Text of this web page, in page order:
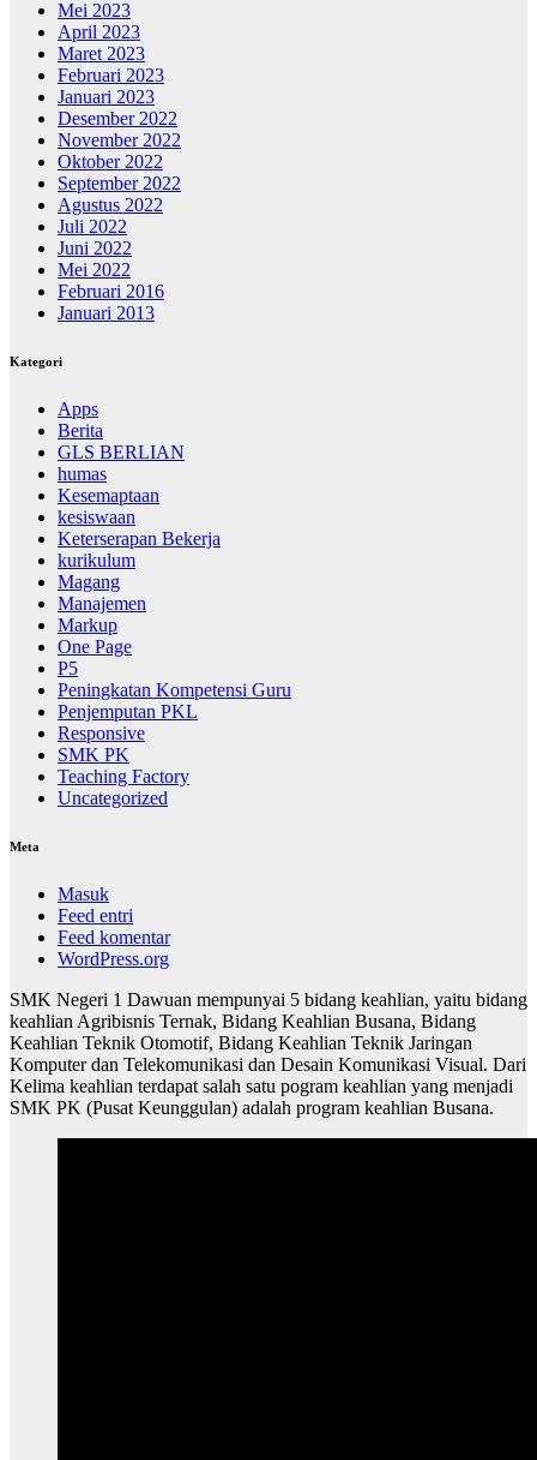
Mei 2023
April 2023
Maret 2023
Februari 2023
Januari 2023
Desember 2022
November 2022
Oktober 2022
September 2022
Agustus 2022
Juli 2022
Juni 2022
Mei 2022
Februari 2016
Januari 2013
Kategori
Apps
Berita
GLS BERLIAN
humas
Kesemaptaan
kesiswaan
Keterserapan Bekerja
kurikulum
Magang
Manajemen
Markup
One Page
P5
Peningkatan Kompetensi Guru
Penjemputan PKL
Responsive
SMK PK
Teaching Factory
Uncategorized
Meta
Masuk
Feed entri
Feed komentar
WordPress.org
SMK Negeri 1 Dawuan mempunyai 5 bidang keahlian, yaitu bidang
keahlian Agribisnis Ternak, Bidang Keahlian Busana, Bidang
Keahlian Teknik Otomotif, Bidang Keahlian Teknik Jaringan
Komputer dan Telekomunikasi dan Desain Komunikasi Visual. Dari
Kelima keahlian terdapat salah satu pogram keahlian yang menjadi
SMK PK (Pusat Keunggulan) adalah program keahlian Busana.